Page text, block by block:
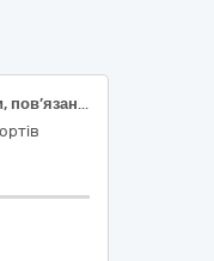
ДК 021:2015 – 77110000-4 (послуги, пов’язані з виробництвом сільськогосподарської продукції) - послуги зі збирання врожаю зернових і технічних культур, для потреб Івано-Франківської філії УІЕСР)